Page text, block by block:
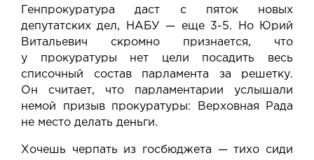
Генпрокуратура даст с пяток новых
депутатских дел, НАБУ — еще 3-5. Но Юрий
Витальевич скромно признается, что
у прокуратуры нет цели посадить весь
списочный состав парламента за решетку.
Он считает, что парламентарии услышали
немой призыв прокуратуры: Верховная Рада
не место делать деньги.
Хочешь черпать из госбюджета — тихо сиди